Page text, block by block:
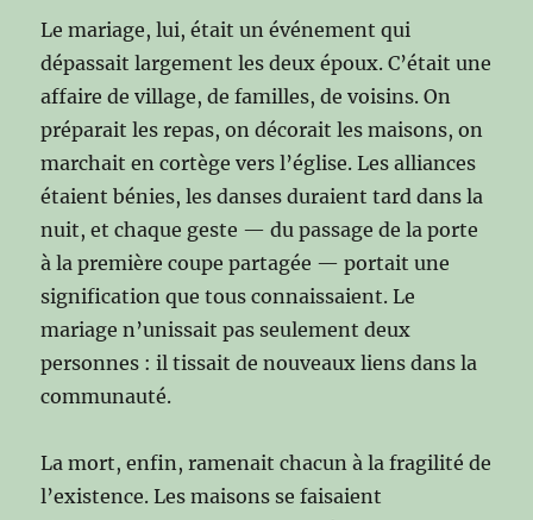
Le mariage, lui, était un événement qui
dépassait largement les deux époux. C’était une
affaire de village, de familles, de voisins. On
préparait les repas, on décorait les maisons, on
marchait en cortège vers l’église. Les alliances
étaient bénies, les danses duraient tard dans la
nuit, et chaque geste — du passage de la porte
à la première coupe partagée — portait une
signification que tous connaissaient. Le
mariage n’unissait pas seulement deux
personnes : il tissait de nouveaux liens dans la
communauté.
La mort, enfin, ramenait chacun à la fragilité de
l’existence. Les maisons se faisaient